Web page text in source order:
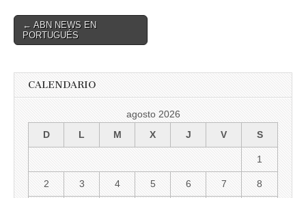
Post
navigation
← ABN NEWS EN
PORTUGUÉS
CALENDARIO
agosto 2026
D
L M X J V S
1
2 3 4 5 6 7 8